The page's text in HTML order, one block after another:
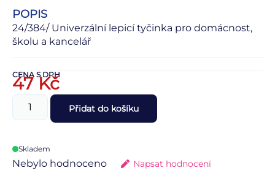
POPIS
24/384/ Univerzální lepicí tyčinka pro domácnost,
školu a kancelář
CENA S DPH
47Kč
Přidat do košíku
Skladem
Nebylo hodnoceno Napsat hodnocení